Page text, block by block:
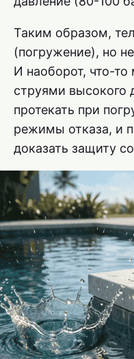
Таким образом,
(погружение), но
И наоборот, что-
струями высокого
протекать при
режимы отказа, и
доказать защиту